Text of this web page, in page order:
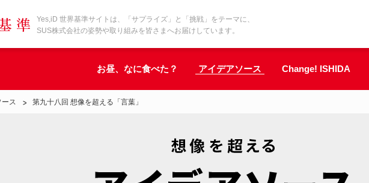
Yes,iD 世界基準サイトは、「サプライズ」と「挑戦」をテーマに、
SUS株式会社の姿勢や取り組みを皆さまへお届けしています。
お昼、なに食べた？ アイデアソース Change! ISHIDA
ス 第九十八回 想像を超える「言葉」